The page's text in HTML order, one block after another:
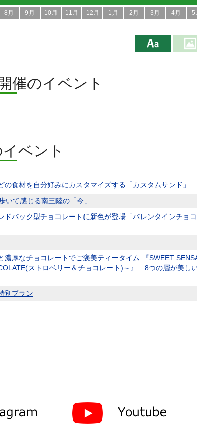
8月 9月 10月 11月 12月 1月 2月 3月 4月 5
催のイベント
ベント
食材を自分好みにカスタマイズする「カスタムサンド」
いて感じる南三陸の「今」
バック型チョコレートに新色が登場「バレンタインチョコ
厚なチョコレートでご褒美ティータイム 『SWEET
ストロベリー＆チョコレート)～』 8つの層が美し
別プラン